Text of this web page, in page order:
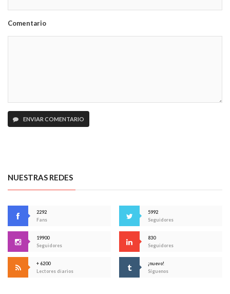
Comentario
ENVIAR COMENTARIO
NUESTRAS REDES
2292
Fans
5992
Seguidores
19900
Seguidores
830
Seguidores
+ 6200
Lectores diarios
¡nuevo!
Síguenos